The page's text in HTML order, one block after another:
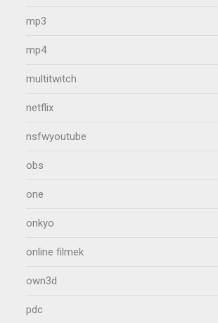
mp3
mp4
multitwitch
netflix
nsfwyoutube
obs
one
onkyo
online filmek
own3d
pdc